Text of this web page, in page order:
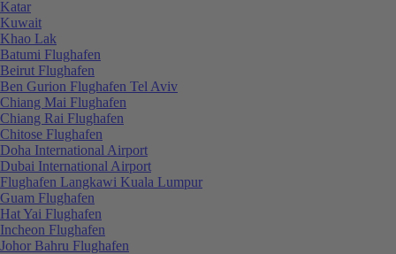
Katar
Kuwait
Khao Lak
Batumi Flughafen
Beirut Flughafen
Ben Gurion Flughafen Tel Aviv
Chiang Mai Flughafen
Chiang Rai Flughafen
Chitose Flughafen
Doha International Airport
Dubai International Airport
Flughafen Langkawi Kuala Lumpur
Guam Flughafen
Hat Yai Flughafen
Incheon Flughafen
Johor Bahru Flughafen